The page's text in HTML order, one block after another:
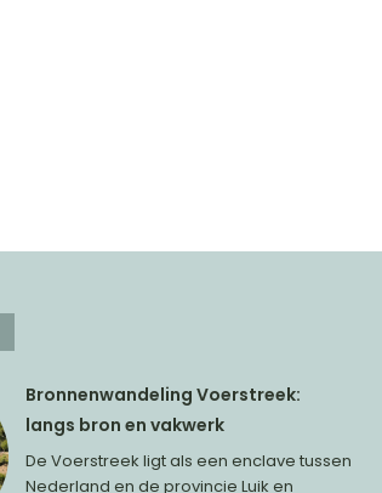
Bronnenwandeling Voerstreek:
langs bron en vakwerk
De Voerstreek ligt als een enclave tussen
Nederland en de provincie Luik en